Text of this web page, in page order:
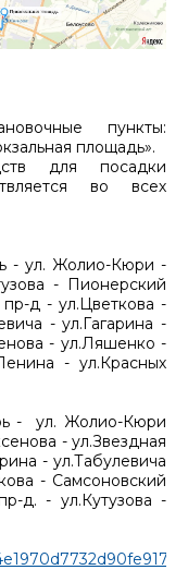
пункты:
площадь».
для посадки
во всех
- ул. Жолио-Кюри -
- Пионерский
д - ул.Цветкова -
- ул.Гагарина -
- ул.Ляшенко -
- ул.Красных
- ул. Жолио-Кюри
- ул.Звездная
- ул.Табулевича
- Самсоновский
д. - ул.Кутузова -